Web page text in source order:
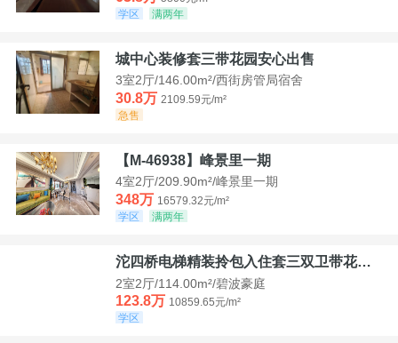
学区
满两年
城中心装修套三带花园安心出售
3室2厅/146.00m²/西街房管局宿舍
30.8万 2109.59元/m²
急售
【M-46938】峰景里一期
4室2厅/209.90m²/峰景里一期
348万 16579.32元/m²
学区
满两年
沱四桥电梯精装拎包入住套三双卫带花园40平米带车位
2室2厅/114.00m²/碧波豪庭
123.8万 10859.65元/m²
学区